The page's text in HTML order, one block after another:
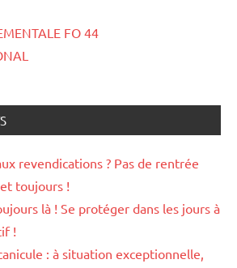
FO 44
revendications ? Pas de rentrée
toujours !
là ! Se protéger dans les jours à
!
: à situation exceptionnelle,